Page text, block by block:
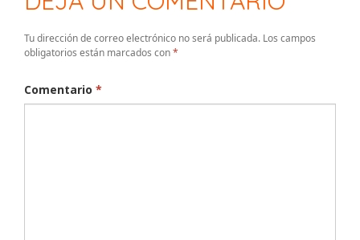
Tu dirección de correo electrónico no será publicada. Los campos
obligatorios están marcados con*
Comentario *